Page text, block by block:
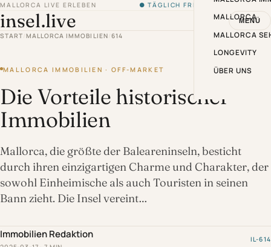
MALLORCA LIVE ERLEBEN ● TÄGLICH FRISCH VON DER INSEL
insel.live MENÜ
MALLORCA
MALLORCA
LONGEVITY
ÜBER UNS
START /MALLORCA IMMOBILIEN 614
MALLORCA IMMOBILIEN · OFF-MARKET
Die Vorteile historischer
Immobilien
Mallorca, die größte der Baleareninseln, besticht
durch ihren einzigartigen Charme und Charakter, der
sowohl Einheimische als auch Touristen in seinen
Bann zieht. Die Insel vereint…
Immobilien Redaktion IL-614